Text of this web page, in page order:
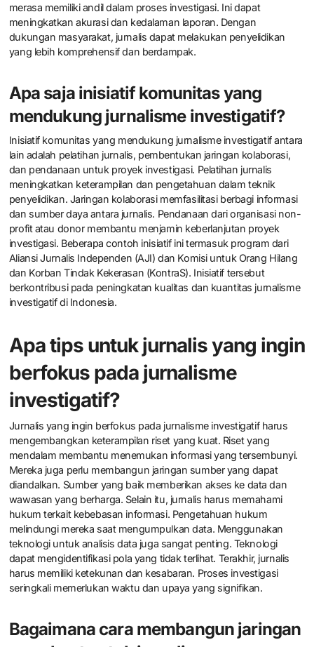
merasa memiliki andil dalam proses investigasi. Ini dapat
meningkatkan akurasi dan kedalaman laporan. Dengan
dukungan masyarakat, jurnalis dapat melakukan penyelidikan
yang lebih komprehensif dan berdampak.
Apa saja inisiatif komunitas yang
mendukung jurnalisme investigatif?
Inisiatif komunitas yang mendukung jurnalisme investigatif antara
lain adalah pelatihan jurnalis, pembentukan jaringan kolaborasi,
dan pendanaan untuk proyek investigasi. Pelatihan jurnalis
meningkatkan keterampilan dan pengetahuan dalam teknik
penyelidikan. Jaringan kolaborasi memfasilitasi berbagi informasi
dan sumber daya antara jurnalis. Pendanaan dari organisasi non-
profit atau donor membantu menjamin keberlanjutan proyek
investigasi. Beberapa contoh inisiatif ini termasuk program dari
Aliansi Jurnalis Independen (AJI) dan Komisi untuk Orang Hilang
dan Korban Tindak Kekerasan (KontraS). Inisiatif tersebut
berkontribusi pada peningkatan kualitas dan kuantitas jurnalisme
investigatif di Indonesia.
Apa tips untuk jurnalis yang ingin
berfokus pada jurnalisme
investigatif?
Jurnalis yang ingin berfokus pada jurnalisme investigatif harus
mengembangkan keterampilan riset yang kuat. Riset yang
mendalam membantu menemukan informasi yang tersembunyi.
Mereka juga perlu membangun jaringan sumber yang dapat
diandalkan. Sumber yang baik memberikan akses ke data dan
wawasan yang berharga. Selain itu, jurnalis harus memahami
hukum terkait kebebasan informasi. Pengetahuan hukum
melindungi mereka saat mengumpulkan data. Menggunakan
teknologi untuk analisis data juga sangat penting. Teknologi
dapat mengidentifikasi pola yang tidak terlihat. Terakhir, jurnalis
harus memiliki ketekunan dan kesabaran. Proses investigasi
seringkali memerlukan waktu dan upaya yang signifikan.
Bagaimana cara membangun jaringan